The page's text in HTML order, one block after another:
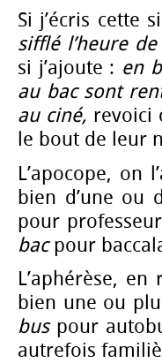
Si j’écris cette
sifflé l’heure
si j’ajoute : en
au bac sont
au ciné, revoici
le bout de leur
L’apocope, on
bien d’une ou
pour
bacpour
L’aphérèse,
bien une ou
buspour
autrefois